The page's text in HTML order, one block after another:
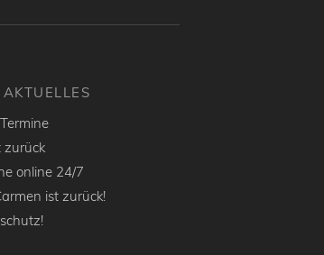
zurück
online 24/7
ist zurück!